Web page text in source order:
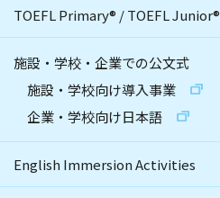
TOEFL Primary® /TOEFL Junior®
施設・学校・企業での公文式
施設・学校向け導入事業
企業・学校向け日本語
English Immersion Activities